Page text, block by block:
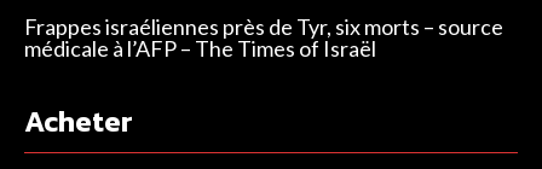
Frappes israéliennes près de Tyr, six morts – source
médicale à l’AFP – The Times of Israël
Acheter